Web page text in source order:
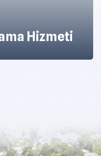
Kiralama